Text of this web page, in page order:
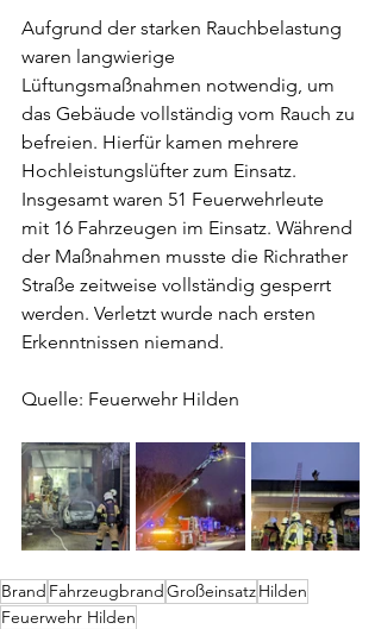
Aufgrund der starken Rauchbelastung
waren langwierige
Lüftungsmaßnahmen notwendig, um
das Gebäude vollständig vom Rauch zu
befreien. Hierfür kamen mehrere
Hochleistungslüfter zum Einsatz.
Insgesamt waren 51 Feuerwehrleute
mit 16 Fahrzeugen im Einsatz. Während
der Maßnahmen musste die Richrather
Straße zeitweise vollständig gesperrt
werden. Verletzt wurde nach ersten
Erkenntnissen niemand.
Quelle: Feuerwehr Hilden
Brand FahrzeugbrandGroßeinsatzHilden
Feuerwehr Hilden